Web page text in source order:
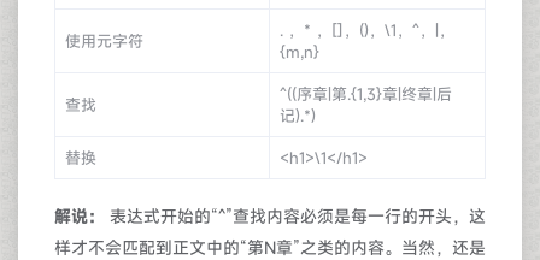
使用元字符
. ，* ，[]，()，\1，^，|，
{m,n}
查找
^((序章|第.{1,3}章|终章|后
记).*)
替换
<h1>\1</h1>
解说：
表达式开始的“^”查找内容必须是每一行的开头，这
样才不会匹配到正文中的“第N章”之类的内容。当然，还是